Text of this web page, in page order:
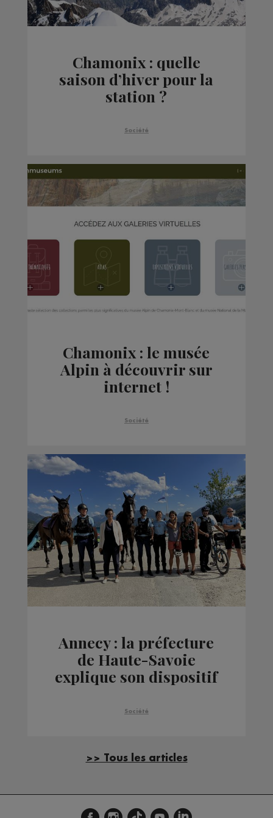
Chamonix : quelle
saison d’hiver pour la
station ?
Société
Chamonix : le musée
Alpin à découvrir sur
internet !
Société
Annecy : la préfecture
de Haute-Savoie
explique son dispositif
Société
>> Tous les articles